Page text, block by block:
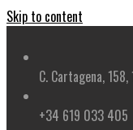
Skip to content
C. Cartagena,
+34 619 033 405